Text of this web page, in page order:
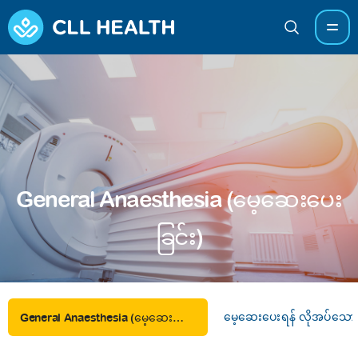
General Anaesthesia (မေ့ဆေးပေး
ခြင်း)
General Anaesthesia (မေ့ဆေးပေးခြင်း) မေ့ဆေးပေးရန် လိုအပ်သော